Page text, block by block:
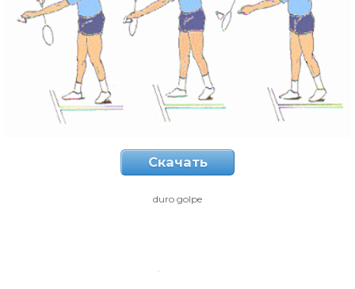
Скачать
duro golpe